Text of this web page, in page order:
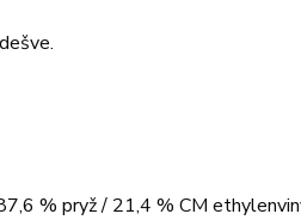
% pryž / 21,4 % CM